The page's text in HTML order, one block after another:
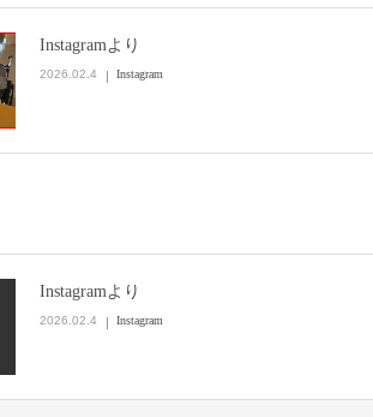
Instagramより
2026.02.4 Instagram
Instagramより
2026.02.4 Instagram